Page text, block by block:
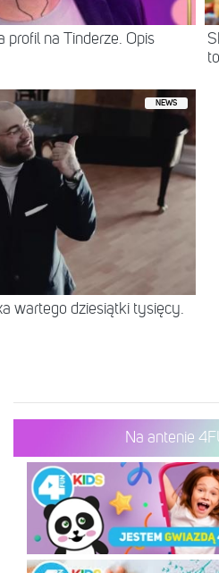
profil na Tinderze. Opis
NEWS
wartego dziesiątki tysięcy.
Na antenie